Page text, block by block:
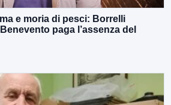
e moria di pesci: Borrelli
paga l’assenza del